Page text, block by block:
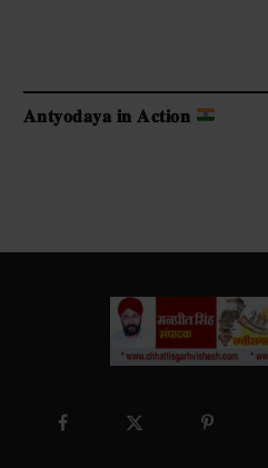
𝐀𝐧𝐭𝐲𝐨𝐝𝐚𝐲𝐚 𝐢𝐧 𝐀𝐜𝐭𝐢𝐨𝐧
FacebookX
Pinterest